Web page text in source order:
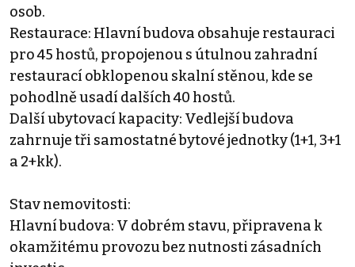
osob.
Restaurace: Hlavní budova obsahuje restauraci
pro 45 hostů, propojenou s útulnou zahradní
restaurací obklopenou skalní stěnou, kde se
pohodlně usadí dalších 40 hostů.
Další ubytovací kapacity: Vedlejší budova
zahrnuje tři samostatné bytové jednotky (1+1, 3+1
a 2+kk).
Stav nemovitosti:
Hlavní budova: V dobrém stavu, připravena k
okamžitému provozu bez nutnosti zásadních